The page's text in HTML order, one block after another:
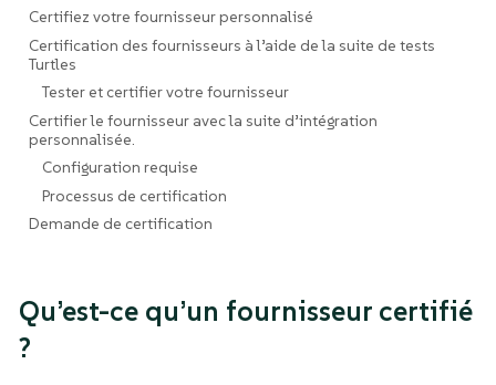
Certifiez votre fournisseur personnalisé
Certification des fournisseurs à l’aide de la suite de tests
Turtles
Tester et certifier votre fournisseur
Certifier le fournisseur avec la suite d’intégration
personnalisée.
Configuration requise
Processus de certification
Demande de certification
Qu’est-ce qu’un fournisseur certifié
?